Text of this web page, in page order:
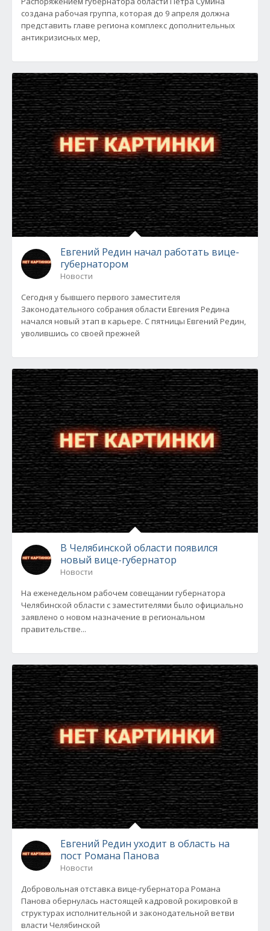
создана рабочая группа, которая до 9 апреля должна
представить главе региона комплекс дополнительных
антикризисных мер,
Евгений Редин начал работать вице-
губернатором
Новости
Сегодня у бывшего первого заместителя
Законодательного собрания области Евгения Редина
начался новый этап в карьере. С пятницы Евгений Редин,
уволившись со своей прежней
В Челябинской области появился
новый вице-губернатор
Новости
На еженедельном рабочем совещании губернатора
Челябинской области с заместителями было официально
заявлено о новом назначение в региональном
правительстве...
Евгений Редин уходит в область на
пост Романа Панова
Новости
Добровольная отставка вице-губернатора Романа
Панова обернулась настоящей кадровой рокировкой в
структурах исполнительной и законодательной ветви
власти Челябинской